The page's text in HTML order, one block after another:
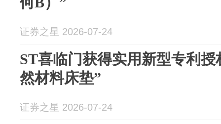
证券之星 2026-07-24
ST喜临门获得实用新型专利
然材料床垫”
证券之星 2026-07-24